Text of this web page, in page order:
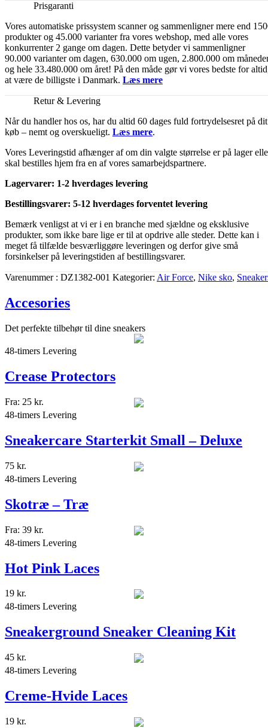
Prisgaranti
Vores automatiske prissystem scanner og sammenligner mere end
produkter og 45.000 varianter fra vores webshop, med alle vores
konkurrenter 2 gange om dagen. Dette betyder vi sammenligner
90.000 varianter om dagen, 630.000 om ugen, 2.800.000 om
og hele 33.480.000 om året! På den måde gør vi vores bedste for
at være de billigste i Danmark. Læs mere
Retur & Levering
Når du handler hos os, har du altid 60 dages fuld fortrydelsesret på dit
køb – nemt og overskueligt. Læs mere.
Vores Leveringstid afhænger af om din valgte størrelse er på lager
skal bestilles hjem fra en af vores samarbejdspartnere.
Lagervarer: 1-2 hverdages levering
Bestillingsvarer: 5-12 hverdages forventet levering
Bemærk venligst at vi er i en branche med sjældne og eksklusive
produkter, som ikke bare lige er til at opdrive alle steder. Dette kan i
meget få tilfælde besværliggøre leveringen og derfor give små
forsinkelser på leveringstiden af bestillingsvarer.
Varenummer DZ1382-001 Kategorier Air Force, Nike sko,
Accesories
Det perfekte tilbehør til dine sneakers
48-timers Levering
Crease Protectors
Fra: 25 kr.
48-timers Levering
Sneakercare Starterkit Small – Deluxe
75 kr.
48-timers Levering
Skotræ – Træ
Fra: 39 kr.
48-timers Levering
Hot Pink Laces
19 kr.
48-timers Levering
Sneakerground Sneaker Cleaning Kit
45 kr.
48-timers Levering
Creme-Hvide Laces
19 kr.